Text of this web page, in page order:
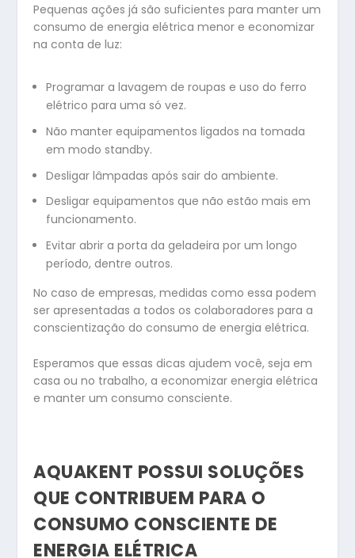
Pequenas ações já são suficientes para manter um
consumo de energia elétrica menor e economizar
na conta de luz:
Programar a lavagem de roupas e uso do ferro
elétrico para uma só vez.
Não manter equipamentos ligados na tomada
em modo standby.
Desligar lâmpadas após sair do ambiente.
Desligar equipamentos que não estão mais em
funcionamento.
Evitar abrir a porta da geladeira por um longo
período, dentre outros.
No caso de empresas, medidas como essa podem
ser apresentadas a todos os colaboradores para a
conscientização do consumo de energia elétrica.
Esperamos que essas dicas ajudem você, seja em
casa ou no trabalho, a economizar energia elétrica
e manter um consumo consciente.
AQUAKENT POSSUI SOLUÇÕES
QUE CONTRIBUEM PARA O
CONSUMO CONSCIENTE DE
ENERGIA ELÉTRICA